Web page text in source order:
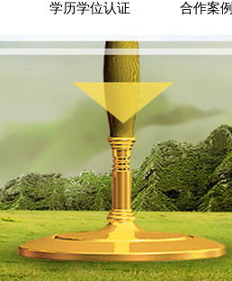
学历学位认证 合作案例